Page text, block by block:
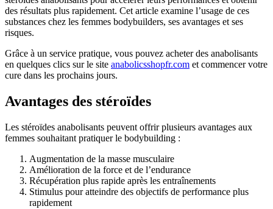
des résultats plus rapidement. Cet article examine l’usage de ces
substances chez les femmes bodybuilders, ses avantages et ses
risques.
Grâce à un service pratique, vous pouvez acheter des anabolisants
en quelques clics sur le site anabolicsshopfr.com et commencer votre
cure dans les prochains jours.
Avantages des stéroïdes
Les stéroïdes anabolisants peuvent offrir plusieurs avantages aux
femmes souhaitant pratiquer le bodybuilding :
Augmentation de la masse musculaire
Amélioration de la force et de l’endurance
Récupération plus rapide après les entraînements
Stimulus pour atteindre des objectifs de performance plus
rapidement